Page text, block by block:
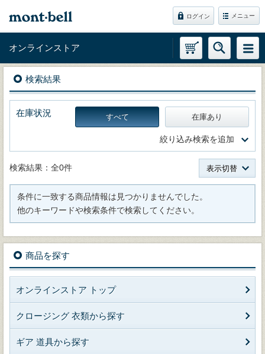
ログイン メニュー
オンラインストア
検索結果
在庫状況 すべて 在庫あり
絞り込み検索を追加
検索結果：全0件 表示切替
条件に一致する商品情報は見つかりませんでした。
他のキーワードや検索条件で検索してください。
商品を探す
オンラインストア トップ
クロージング 衣類から探す
ギア 道具から探す